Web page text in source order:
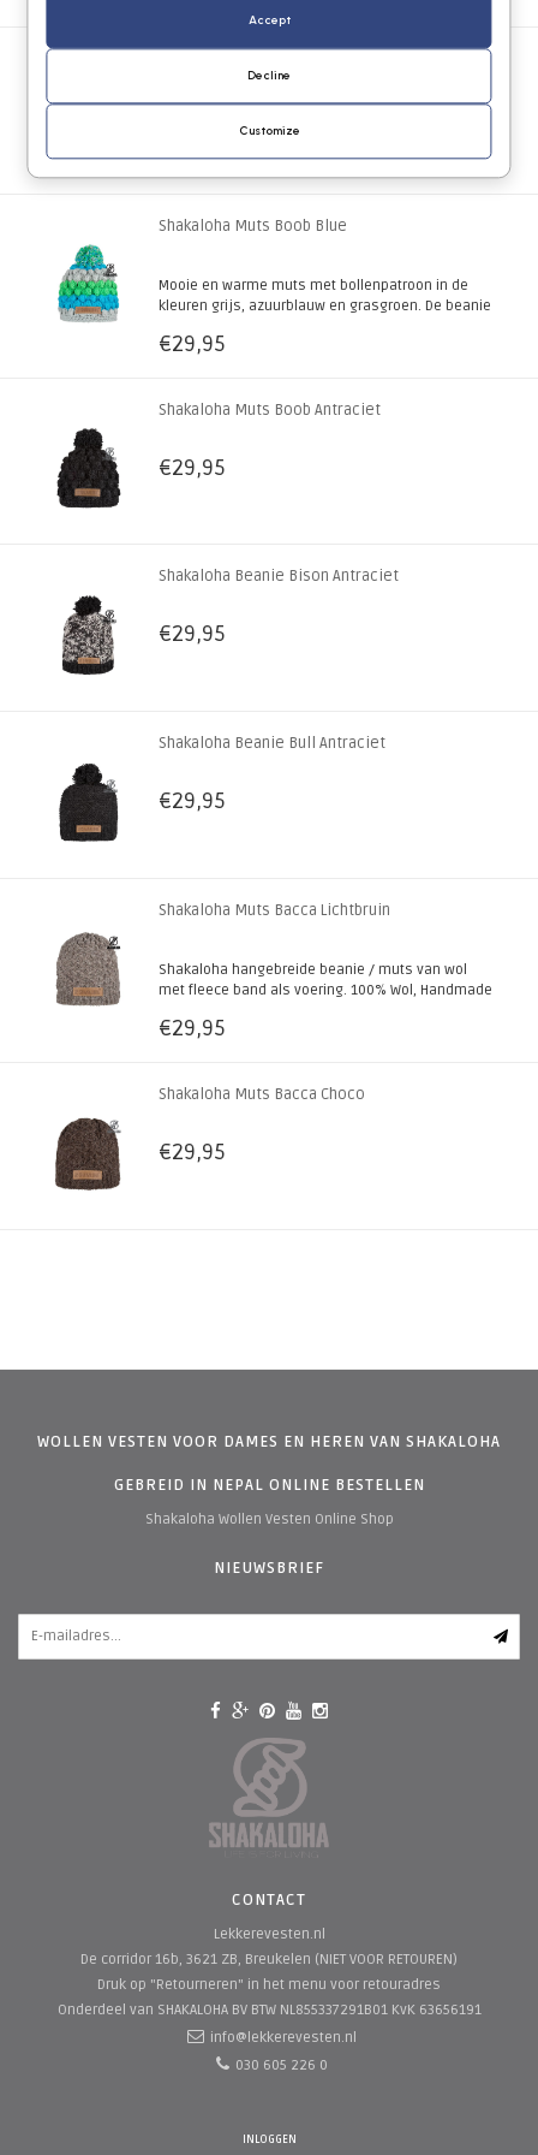
Shakaloha Muts Boob Blue
Mooie en warme muts met bollenpatroon in de
kleuren grijs, azuurblauw en grasgroen. De beanie
gevoerd. Handgebreid in Nepal.
€29,95
Shakaloha Muts Boob Antraciet
€29,95
Shakaloha Beanie Bison Antraciet
€29,95
Shakaloha Beanie Bull Antraciet
€29,95
Shakaloha Muts Bacca Lichtbruin
Shakaloha hangebreide beanie / muts van wol
met fleece band als voering. 100% Wol, Handmade
€29,95
Shakaloha Muts Bacca Choco
€29,95
WOLLEN VESTEN VOOR DAMES EN HEREN VAN SHAKALOHA
GEBREID IN NEPAL ONLINE BESTELLEN
Shakaloha Wollen Vesten Online Shop
NIEUWSBRIEF
CONTACT
Lekkerevesten.nl
De corridor 16b, 3621 ZB, Breukelen (NIET VOOR RETOUREN)
Druk op "Retourneren" in het menu voor retouradres
Onderdeel van SHAKALOHA BV BTW NL855337291B01 KvK 63656191
info@lekkerevesten.nl
030 605 226 0
INLOGGEN
Accept
Decline
Customize